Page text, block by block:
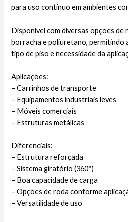
para uso contínuo em ambientes
Disponível com diversas opções de
borracha e poliuretano, permitindo
tipo de piso e necessidade da
Aplicações:
– Carrinhos de transporte
– Equipamentos industriais leves
– Móveis comerciais
– Estruturas metálicas
Diferenciais:
– Estrutura reforçada
– Sistema giratório (360°)
– Boa capacidade de carga
– Opções de roda conforme
– Versatilidade de uso